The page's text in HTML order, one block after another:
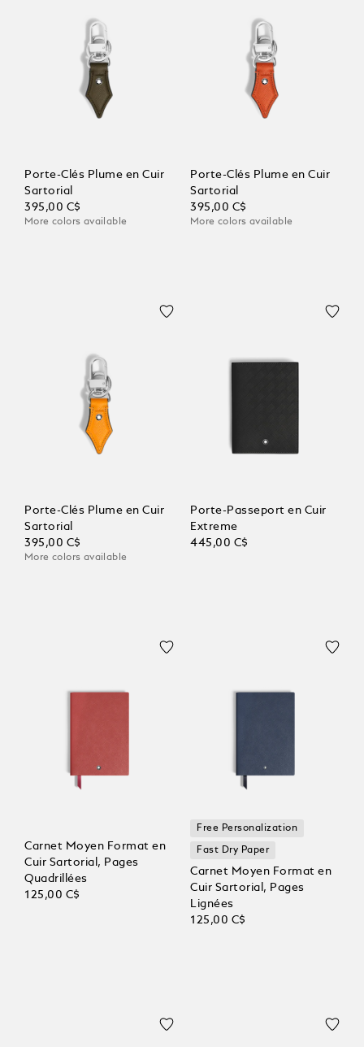
Porte-Clés Plume en Cuir
Sartorial
395,00 C$
More colors available
Porte-Clés Plume en Cuir
Sartorial
395,00 C$
More colors available
Porte-Clés Plume en Cuir
Sartorial
395,00 C$
More colors available
Porte-Passeport en Cuir
Extreme
445,00 C$
Carnet Moyen Format en
Cuir Sartorial, Pages
Quadrillées
125,00 C$
Free Personalization
Fast Dry Paper
Carnet Moyen Format en
Cuir Sartorial, Pages
Lignées
125,00 C$